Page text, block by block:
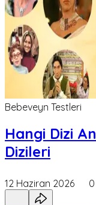
Bebeveyn Testleri
Hangi Dizi
Dizileri
12 Haziran 2026 0